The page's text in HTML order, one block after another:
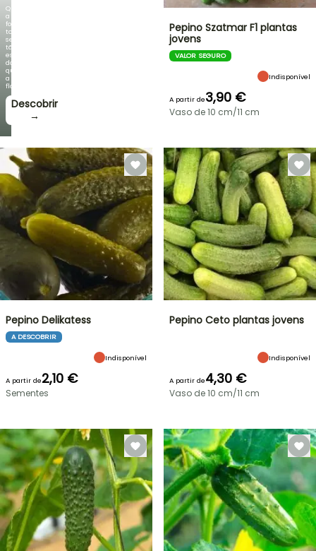
Quando
a
folhagem
torna-
se
tão
espetacular
do
que
a
floração!
Descobrir
→
Pepino Szatmar F1 plantas
jovens
VALOR SEGURO
Indisponível
A partir de3,90 €
Vaso de 10 cm/11 cm
Pepino Delikatess
A DESCOBRIR
Indisponível
A partir de2,10 €
Sementes
Pepino Ceto plantas jovens
Indisponível
A partir de4,30 €
Vaso de 10 cm/11 cm